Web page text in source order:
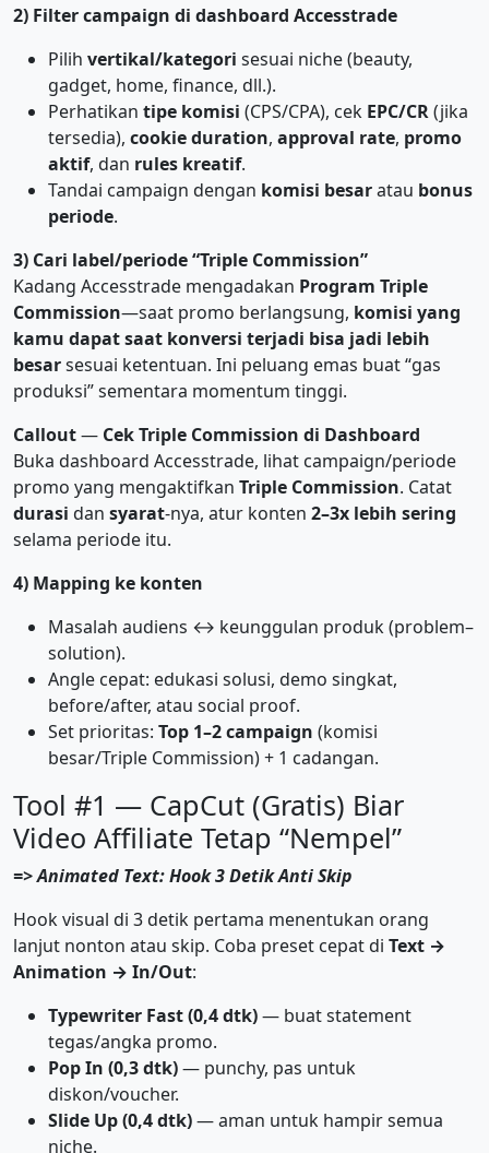
2) Filter campaign di dashboard Accesstrade
Pilih vertikal/kategori sesuai niche (beauty,
gadget, home, finance, dll.).
Perhatikan tipe komisi (CPS/CPA), cek EPC/CR(jika
tersedia), cookie duration, approval rate, promo
aktif, dan rules kreatif.
Tandai campaign dengan komisi besaratau bonus
periode.
3) Cari label/periode “Triple Commission”
Kadang Accesstrade mengadakan Program Triple
Commission—saat promo berlangsung, komisi yang
kamu dapat saat konversi terjadi bisa jadi lebih
besarsesuai ketentuan. Ini peluang emas buat “gas
produksi” sementara momentum tinggi.
Callout— Cek Triple Commission di Dashboard
Buka dashboard Accesstrade, lihat campaign/periode
promo yang mengaktifkan Triple Commission. Catat
durasi dan syarat-nya, atur konten 2–3x lebih sering
selama periode itu.
4) Mapping ke konten
Masalah audiens ↔ keunggulan produk (problem–
solution).
Angle cepat: edukasi solusi, demo singkat,
before/after, atau social proof.
Set prioritas: Top 1–2 campaign (komisi
besar/Triple Commission) + 1 cadangan.
Tool #1 — CapCut (Gratis) Biar
Video Affiliate Tetap “Nempel”
=> Animated Text: Hook 3 Detik Anti Skip
Hook visual di 3 detik pertama menentukan orang
lanjut nonton atau skip. Coba preset cepat di Text →
Animation → In/Out:
Typewriter Fast (0,4 dtk)— buat statement
tegas/angka promo.
Pop In (0,3 dtk)— punchy, pas untuk
diskon/voucher.
Slide Up (0,4 dtk)— aman untuk hampir semua
niche.